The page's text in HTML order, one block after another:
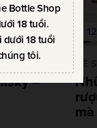
Bottle Shop
18 tuổi.
dưới 18 tuổi
tôi.
–